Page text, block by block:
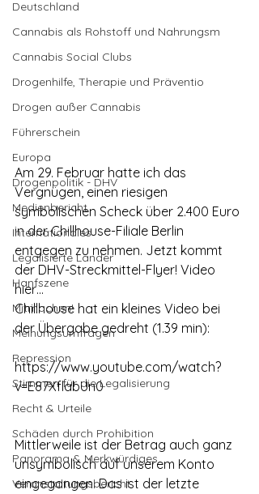
Deutschland
Cannabis als Rohstoff und Nahrungsm
Cannabis Social Clubs
Drogenhilfe, Therapie und Präventio
Drogen außer Cannabis
Führerschein
Europa
Drogenpolitik - DHV
Medienbericht
Internationales
Legalisierte Länder
Hanfszene
Mitmachen!
Meinungsumfragen
Repression
Stimmen für die Legalisierung
Recht & Urteile
Schäden durch Prohibition
Panorama & Merkwürdiges
Veranstaltungsbericht
Am 29. Februar hatte ich das
Vergnügen, einen riesigen
symbolischen Scheck über 2.400 Euro
in der Chillhouse-Filiale Berlin
entgegen zu nehmen. Jetzt kommt
der DHV-Streckmittel-Flyer! Video
hier…
Chillhouse hat ein kleines Video bei
der Übergabe gedreht (1.39 min):
https://www.youtube.com/watch?
v=E87XflabUn0
Mittlerweile ist der Betrag auch ganz
unsymbolisch auf unserem Konto
eingegangen. Das ist der letzte